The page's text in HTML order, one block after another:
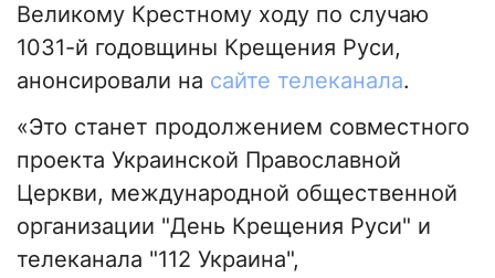
Великому Крестному ходу по случаю
1031-й годовщины Крещения Руси,
анонсировали на сайте телеканала.
«Это станет продолжением совместного
проекта Украинской Православной
Церкви, международной общественной
организации "День Крещения Руси" и
телеканала "112 Украина",